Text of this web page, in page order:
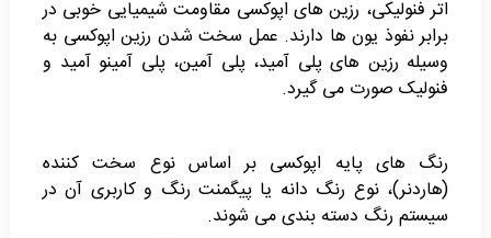
اتر فنولیکی، رزین های اپوکسی مقاومت شیمیایی خوبی در
برابر نفوذ یون ها دارند. عمل سخت شدن رزین اپوکسی به
وسیله رزین های پلی آمید، پلی آمین، پلی آمینو آمید و
فنولیک صورت می گیرد.
رنگ های پایه اپوکسی بر اساس نوع سخت کننده
(هاردنر)، نوع رنگ دانه یا پیگمنت رنگ و کاربری آن در
سیستم رنگ دسته بندی می شوند.